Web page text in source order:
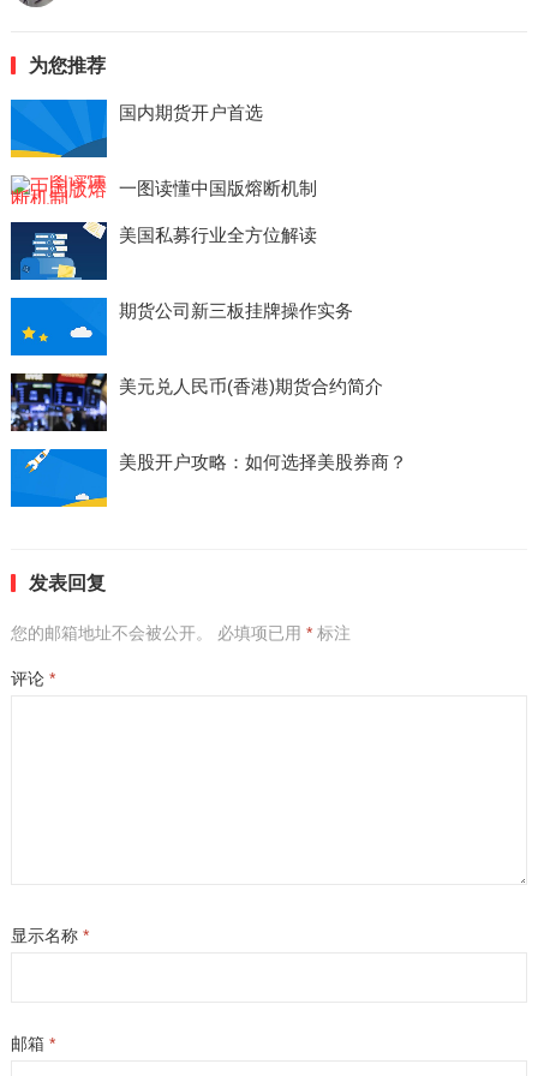
为您推荐
国内期货开户首选
一图读懂中国版熔断机制
美国私募行业全方位解读
期货公司新三板挂牌操作实务
美元兑人民币(香港)期货合约简介
美股开户攻略：如何选择美股券商？
发表回复
您的邮箱地址不会被公开。 必填项已用 *标注
评论 *
显示名称 *
邮箱 *